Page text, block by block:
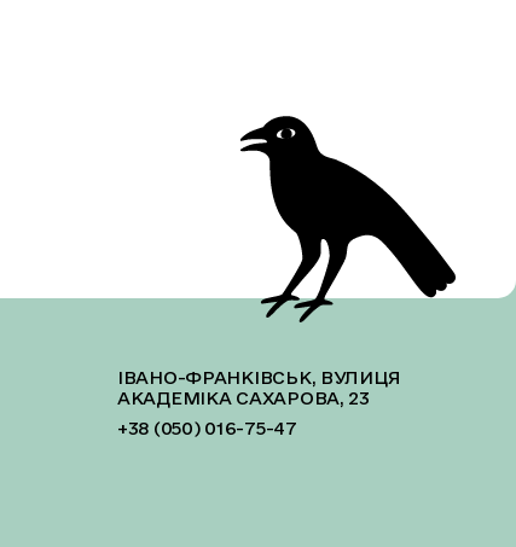
ІВАНО-ФРАНКІВСЬК, ВУЛИЦЯ
АКАДЕМІКА САХАРОВА, 23
+38 (050) 016-75-47